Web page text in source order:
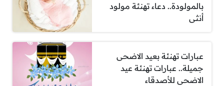
بالمولودة.. دعاء تهنئة مولود
أنثى
عبارات تهنئة بعيد الاضحى
جميلة.. عبارات تهنئة عيد
الاضحى للأصدقاء